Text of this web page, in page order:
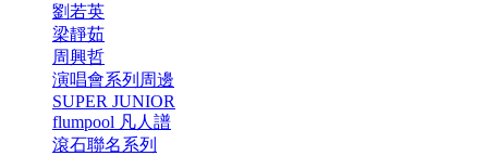
劉若英
梁靜茹
周興哲
演唱會系列周邊
SUPER JUNIOR
flumpool 凡人譜
滾石聯名系列